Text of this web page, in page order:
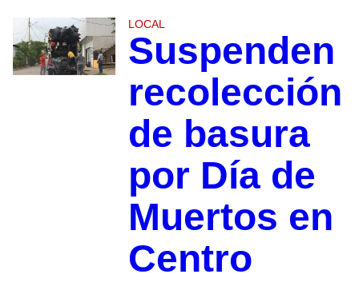
LOCAL
Suspenden
recolección
de basura
por Día de
Muertos en
Centro